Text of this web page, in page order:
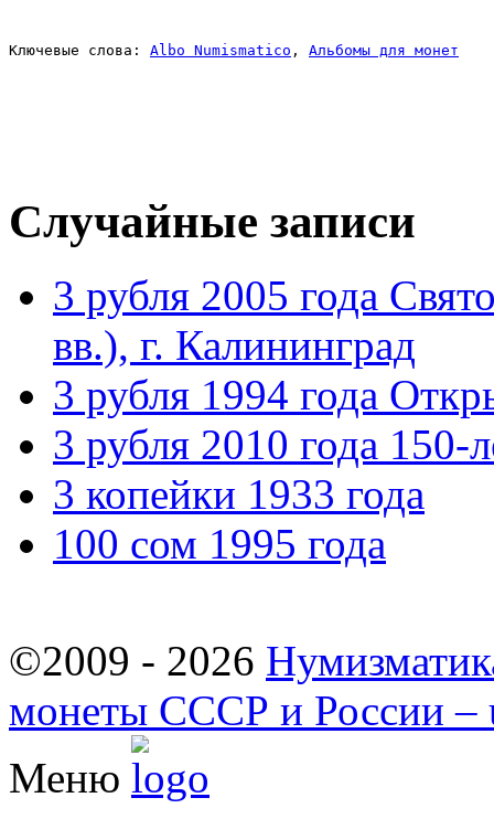
Ключевые слова: Albo Numismatico , Альбомы для монет
Случайные записи
3 рубля 2005 года
вв.), г. Калининград
3 рубля 1994 года
3 рубля 2010 года 150-
3 копейки 1933 года
100 сом 1995 года
©2009 - 2026
монеты СССР и России –
Меню